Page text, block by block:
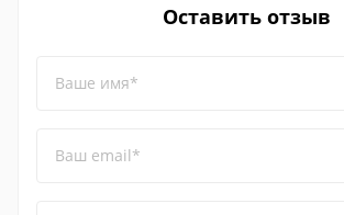
Оставить отзыв
Ваше имя*
Ваш email*